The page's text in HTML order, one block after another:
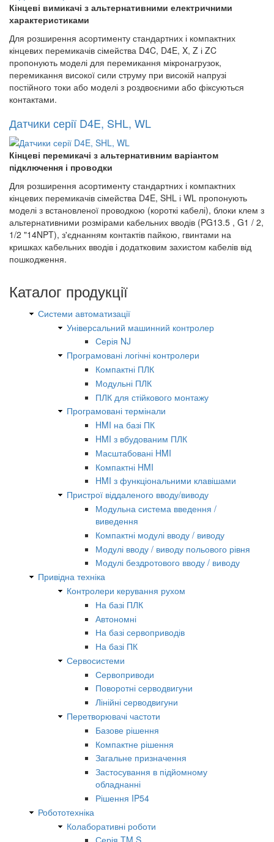
Кінцеві вимикачі з альтернативними електричними
характеристиками
Для розширення асортименту стандартних і компактних
кінцевих перемикачів сімейства D4C, D4E, X, Z і ZC
пропонують моделі для перемикання мікронагрузок,
перемикання високої сили струму при високій напрузі
постійного токи або моделі з роздвоєними або фіксуються
контактами.
Датчики серії D4E, SHL, WL
Кінцеві перемикачі з альтернативним варіантом
підключення і проводки
Для розширення асортименту стандартних і компактних
кінцевих перемикачів сімейства D4E, SHL і WL пропонують
моделі з встановленої проводкою (короткі кабелі), блоки клем з
альтернативними розмірами кабельних вводів (PG13.5 , G1 / 2,
1/2 "14NPT), з'єднанням контактів пайкою, гвинтами на
кришках кабельних вводів і додатковим захистом кабелів від
пошкодження.
Каталог продукції
Системи автоматизації
Універсальний машинний контролер
Серія NJ
Програмовані логічні контролери
Компактні ПЛК
Модульні ПЛК
ПЛК для стійкового монтажу
Програмовані термінали
HMI на базі ПК
HMI з вбудованим ПЛК
Масштабовані HMI
Компактні HMI
HMI з функціональними клавішами
Пристрої віддаленого вводу/виводу
Модульна система введення /
виведення
Компактні модулі вводу / виводу
Модулі вводу / виводу польового рівня
Модулі бездротового вводу / виводу
Привідна техніка
Контролери керування рухом
На базі ПЛК
Автономні
На базі сервоприводів
На базі ПК
Сервосистеми
Сервоприводи
Поворотні серводвигуни
Лінійні серводвигуни
Перетворювачі частоти
Базове рішення
Компактне рішення
Загальне призначення
Застосування в підйомному
обладнанні
Рішення IP54
Робототехніка
Колаборативні роботи